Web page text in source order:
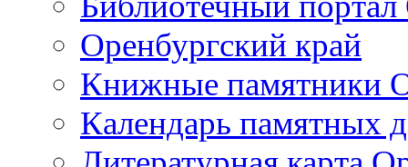
Оренбургский край
Книжные памятники
Календарь памятных